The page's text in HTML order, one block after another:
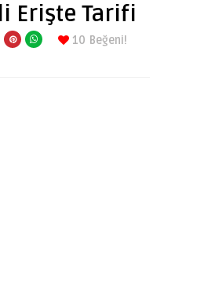
Erişte Tarifi
10 Beğeni!